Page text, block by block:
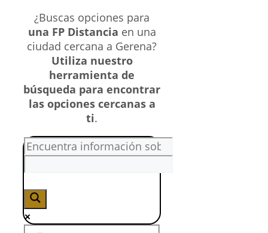
¿Buscas opciones para
una FP Distancia en una
ciudad cercana a Gerena?
Utiliza nuestro
herramienta de
búsqueda para encontrar
las opciones cercanas a
ti.